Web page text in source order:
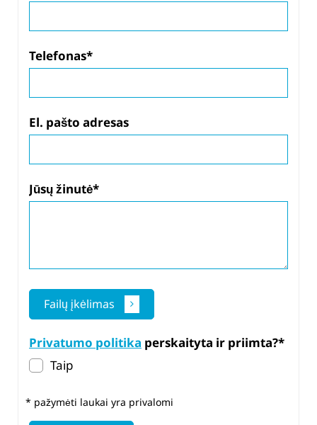
Medizintechnik bieten wir
chirurgische Instrumente,
Gerätekomponenten.
Darüber hinaus stellen wir für
die Lebensmittelindustrie
robuste, präzise Bauteile her.
Unsere Metallteil-
Telefonas*
El. pašto adresas
Jūsų žinutė*
Failų įkėlimas
Privatumo politika perskaityta ir priimta?*
Taip
* pažymėti laukai yra privalomi